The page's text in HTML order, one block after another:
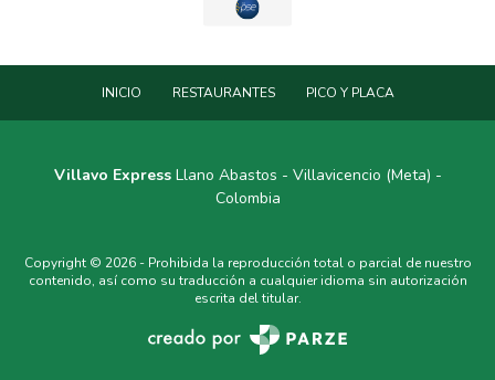
INICIO RESTAURANTES PICO Y PLACA
Villavo ExpressLlano Abastos - Villavicencio (Meta) -
Colombia
Copyright © 2026 - Prohibida la reproducción total o parcial de nuestro
contenido, así como su traducción a cualquier idioma sin autorización
escrita del titular.